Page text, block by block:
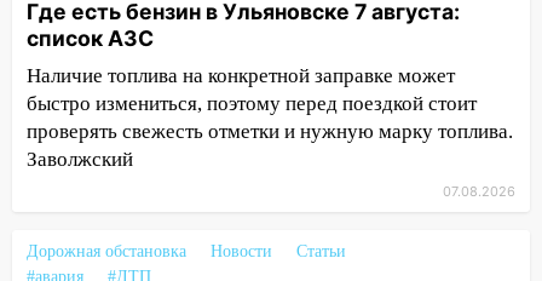
15:34 После вмешательства
прокуратуры в селах Ульяновской
области привели в порядок детские
площадки
15:27 Прокуратура проверяет
капремонт школы в селе Кивать
пешеходных переходах
Где есть бензин в Ульяновске 7 августа:
список АЗС
Наличие топлива на конкретной заправке может
быстро измениться, поэтому перед поездкой стоит
проверять свежесть отметки и нужную марку топлива.
Заволжский
07.08.2026
Дорожная обстановка Новости
Статьи
#авария
#ДТП